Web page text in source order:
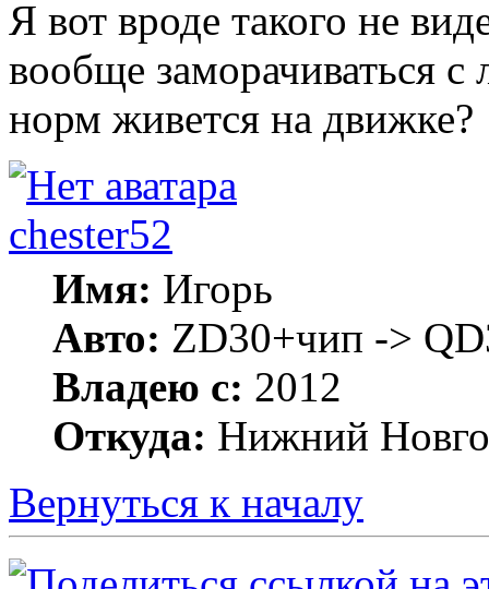
Я вот вроде такого не
вообще заморачиваться
норм живется на движке?
chester52
Имя: Игорь
Авто: ZD30+чип ->
Владею с: 2012
Откуда: Нижний
Вернуться к началу